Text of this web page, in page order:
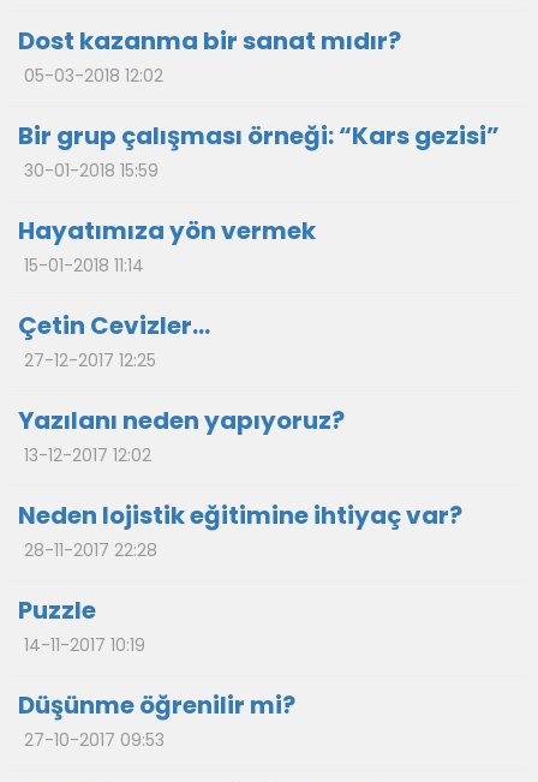
Dost kazanma bir sanat mıdır?
05-03-2018 12:02
Bir grup çalışması örneği: “Kars gezisi”
30-01-2018 15:59
Hayatımıza yön vermek
15-01-2018 11:14
Çetin Cevizler…
27-12-2017 12:25
Yazılanı neden yapıyoruz?
13-12-2017 12:02
Neden lojistik eğitimine ihtiyaç var?
28-11-2017 22:28
Puzzle
14-11-2017 10:19
Düşünme öğrenilir mi?
27-10-2017 09:53